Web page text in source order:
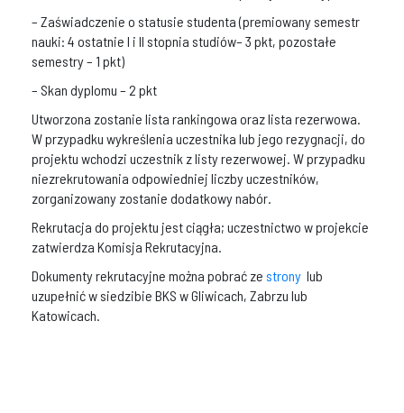
– Zaświadczenie o statusie studenta (premiowany semestr
nauki: 4 ostatnie I i II stopnia studiów– 3 pkt, pozostałe
semestry – 1 pkt)
– Skan dyplomu – 2 pkt
Utworzona zostanie lista rankingowa oraz lista rezerwowa.
W przypadku wykreślenia uczestnika lub jego rezygnacji, do
projektu wchodzi uczestnik z listy rezerwowej. W przypadku
niezrekrutowania odpowiedniej liczby uczestników,
zorganizowany zostanie dodatkowy nabór.
Rekrutacja do projektu jest ciągła; uczestnictwo w projekcie
zatwierdza Komisja Rekrutacyjna.
Dokumenty rekrutacyjne można pobrać ze strony lub
uzupełnić w siedzibie BKS w Gliwicach, Zabrzu lub
Katowicach.